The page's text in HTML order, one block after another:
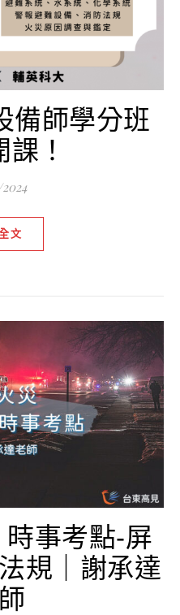
備師學分班
！
文
時事考點-屏
規｜謝承達